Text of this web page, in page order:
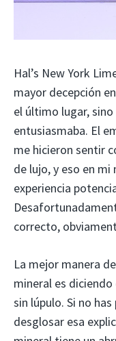
Hal’s New York
mayor decepción
el último lugar,
entusiasmaba. El
me hicieron sentir
de lujo, y eso en
experiencia
correcto,
La mejor manera
mineral es
sin lúpulo. Si no
desglosar esa